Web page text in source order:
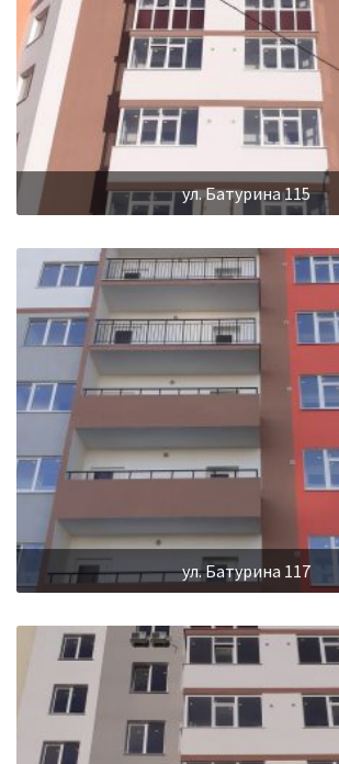
ул. Батурина 115
ул. Батурина 117